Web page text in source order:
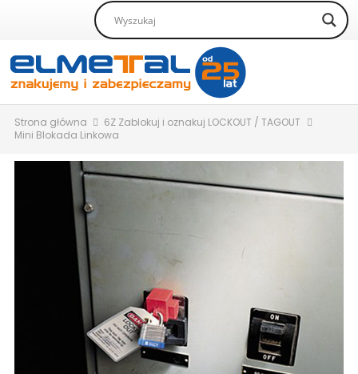
Strona główna
6Z Zablokuj i oznakuj LOCKOUT / TAGOUT
Mini Blokada Linkowa